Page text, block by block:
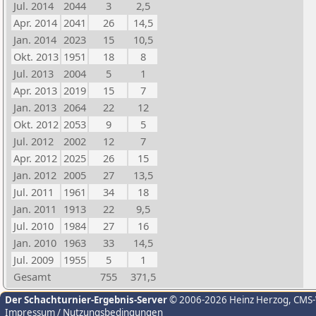
Jul. 2014
2044 3
2,5
Apr. 2014 2041 26
14,5
Jan. 2014 2023 15
10,5
Okt. 2013 1951 18
8
Jul. 2013
2004 5
1
Apr. 2013 2019 15
7
Jan. 2013 2064 22
12
Okt. 2012 2053 9
5
Jul. 2012
2002 12
7
Apr. 2012 2025 26
15
Jan. 2012 2005 27
13,5
Jul. 2011
1961 34
18
Jan. 2011
1913 22
9,5
Jul. 2010
1984 27
16
Jan. 2010 1963 33
14,5
Jul. 2009
1955 5
1
Gesamt
755 371,5
Der Schachturnier-Ergebnis-Server© 2006-2026 Heinz Herzog,
Impressum / Nutzungsbedingungen